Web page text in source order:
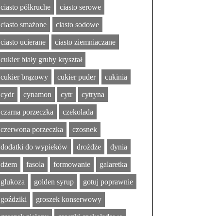
ciasto półkruche ciasto serowe
ciasto smażone ciasto sodowe
ciasto ucierane ciasto ziemniaczane
cukier biały gruby kryształ
cukier brązowy cukier puder cukinia
cydr cynamon cytr cytryna
czarna porzeczka czekolada
czerwona porzeczka czosnek
dodatki do wypieków drożdże dynia
dżem fasola formowanie galaretka
glukoza golden syrup gotuj poprawnie
goździki groszek konserwowy